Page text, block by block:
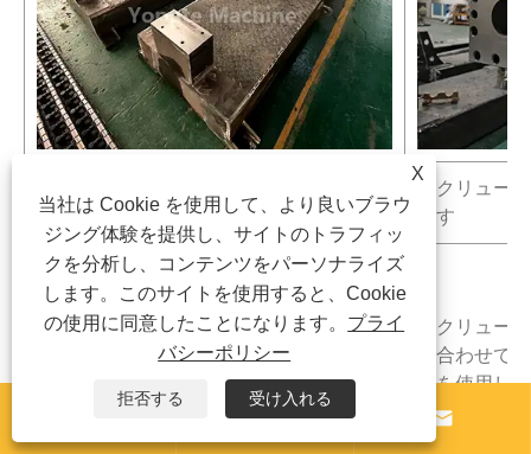
堅牢な鋼板製の丈夫なマシンの基本
スクリュー
ます
プラスチック製材機の基本構造は無垢鋼
板で構成され、CNCによる切削・研磨加
工により正確な寸法とバランスを確保
し、安定した連続稼動をサポートしま
す。機械フレームは、20 年以上の使用に
損傷なく耐えられるように設計されてい
ます。材料や水と接触するすべての部品
スクリュー
に合わせて
料を使用し
の特殊な材
命を 1.5 ～
 
X
当社は Cookie を使用して、より良いブラウ
ジング体験を提供し、サイトのトラフィッ
クを分析し、コンテンツをパーソナライズ
します。このサイトを使用すると、Cookie
の使用に同意したことになります。 プライ
バシーポリシー
拒否する 受け入れる